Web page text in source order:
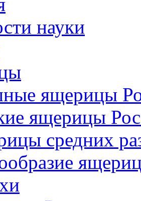
науки
ящерицы
ящерицы
средних